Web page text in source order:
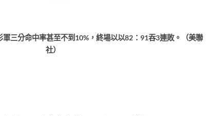
三分命中率甚至不到10%，終場以以82：91吞3連敗。（美聯
社）